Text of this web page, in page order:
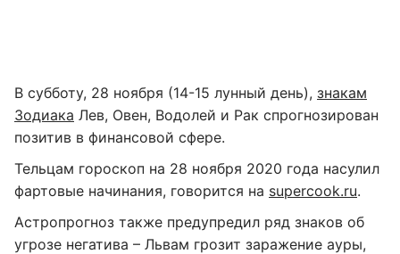
В субботу, 28 ноября (14-15 лунный день), знакам
Зодиака Лев, Овен, Водолей и Рак спрогнозирован
позитив в финансовой сфере.
Тельцам гороскоп на 28 ноября 2020 года насулил
фартовые начинания, говорится на supercook.ru.
Астропрогноз также предупредил ряд знаков об
угрозе негатива – Львам грозит заражение ауры,